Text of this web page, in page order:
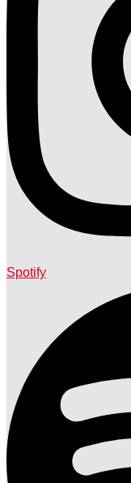
Spotify